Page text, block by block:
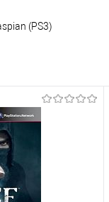
(PS3)
Сравнение
В наличии